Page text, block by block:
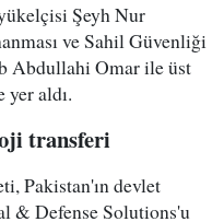
Şeyh Nur
ve Sahil Güvenliği
Abdullahi Omar ile üst
aldı.
transferi
Pakistan'ın devlet
& Defense Solutions'u